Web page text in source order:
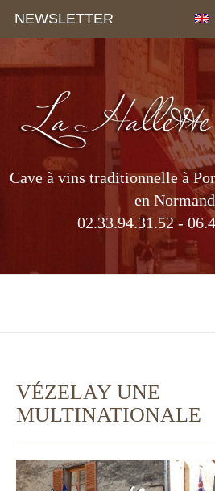
NEWSLETTER
Cave à vins traditionnelle à
en
02.33.94.31.52 -
VÉZELAY UNE
MULTINATIONALE
Panneau de gestion des cookies